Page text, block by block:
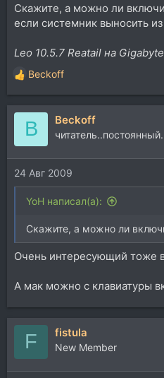
Скажите, а можно ли
если системник выносить
Leo 10.5.7 Reatail на
Р
е
а
и
и
:
Beckoff
B Beckoff
читатель..постоянный.
24 Авг 2009
YoH написал(а):
Скажите, а можно ли
Очень интересующий тоже
А мак можно с клавиатуры
F fistula
New Member